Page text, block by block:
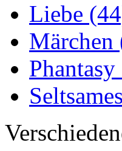
Liebe
Märchen
Seltsames